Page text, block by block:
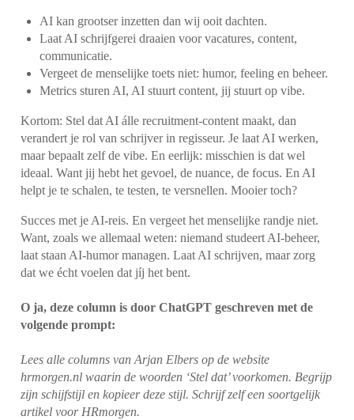
AI kan grootser inzetten dan wij ooit dachten.
Laat AI schrijfgerei draaien voor vacatures, content,
communicatie.
Vergeet de menselijke toets niet: humor, feeling en beheer.
Metrics sturen AI, AI stuurt content, jij stuurt op vibe.
Kortom: Stel dat AI álle recruitment-content maakt, dan
verandert je rol van schrijver in regisseur. Je laat AI werken,
maar bepaalt zelf de vibe. En eerlijk: misschien is dat wel
ideaal. Want jij hebt het gevoel, de nuance, de focus. En AI
helpt je te schalen, te testen, te versnellen. Mooier toch?
Succes met je AI-reis. En vergeet het menselijke randje niet.
Want, zoals we allemaal weten: niemand studeert AI-beheer,
laat staan AI-humor managen. Laat AI schrijven, maar zorg
dat we écht voelen dat jíj het bent.
O ja, deze column is door ChatGPT geschreven met de
volgende prompt:
Lees alle columns van Arjan Elbers op de website
hrmorgen.nl waarin de woorden ‘Stel dat’ voorkomen. Begrijp
zijn schijfstijl en kopieer deze stijl. Schrijf zelf een soortgelijk
artikel voor HRmorgen.